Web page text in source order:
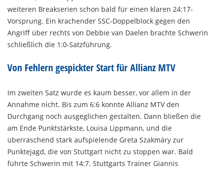
weiteren Breakserien schon bald für einen klaren 24:17-
Vorsprung. Ein krachender SSC-Doppelblock gegen den
Angriff über rechts von Debbie van Daelen brachte Schwerin
schließlich die 1:0-Satzführung.
Von Fehlern gespickter Start für Allianz MTV
Im zweiten Satz wurde es kaum besser, vor allem in der
Annahme nicht. Bis zum 6:6 konnte Allianz MTV den
Durchgang noch ausgeglichen gestalten. Dann bließen die
am Ende Punktstärkste, Louisa Lippmann, und die
überraschend stark aufspielende Greta Szakmáry zur
Punktejagd, die von Stuttgart nicht zu stoppen war. Bald
führte Schwerin mit 14:7. Stuttgarts Trainer Giannis